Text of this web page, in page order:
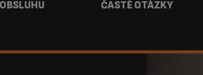
ČASTÉ OTÁZKY